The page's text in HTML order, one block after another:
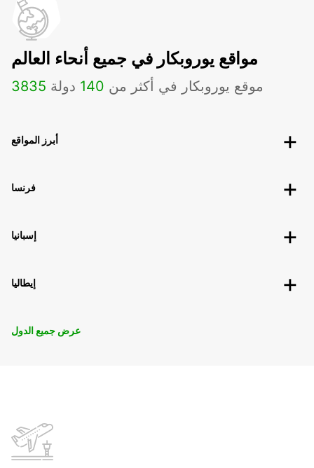
مواقع يوروبكار في جميع أنحاء العالم
3835 موقع يوروبكار في أكثر من 140 دولة
أبرز المواقع
فرنسا
إسبانيا
إيطاليا
عرض جميع الدول